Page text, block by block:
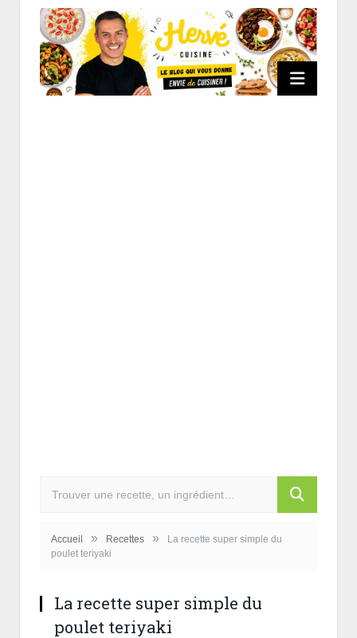
Accueil » Recettes »
La recette super simple du
poulet teriyaki
La recette super simple du
poulet teriyaki